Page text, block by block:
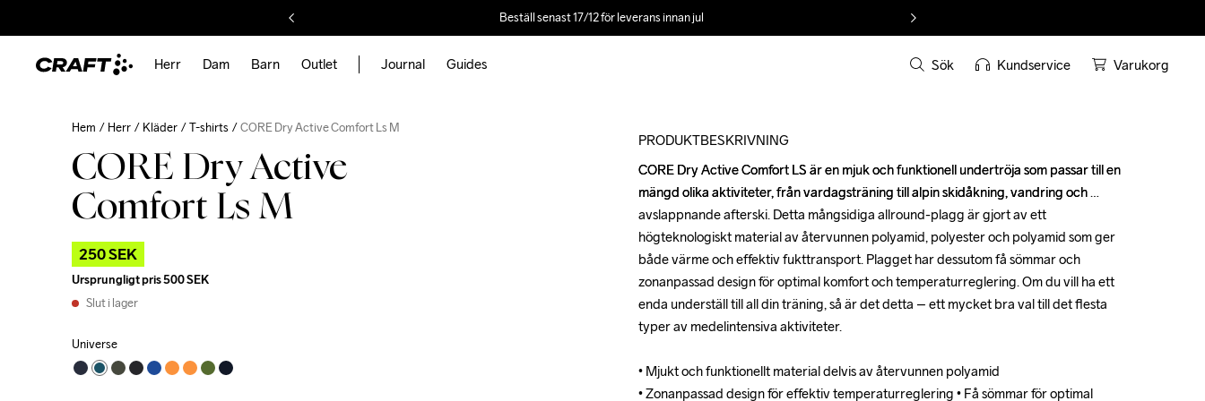
Beställ senast 17/12 för leverans innan jul
Herr Dam Barn Outlet Journal Guides Sök Kundservice Varukorg
Hem Herr Kläder T-shirts CORE Dry Active Comfort Ls M
CORE Dry Active
Comfort Ls M
250 SEK
Ursprungligt pris500 SEK
Slut i lager
Universe
PRODUKTBESKRIVNING
CORE Dry Active Comfort LS är en mjuk och funktionell undertröja som passar till en
mängd olika aktiviteter, från vardagsträning till alpin skidåkning, vandring och
avslappnande afterski. Detta mångsidiga allround-plagg är gjort av ett
högteknologiskt material av återvunnen polyamid, polyester och polyamid som ger
både värme och effektiv fukttransport. Plagget har dessutom få sömmar och
zonanpassad design för optimal komfort och temperaturreglering. Om du vill ha ett
enda underställ till all din träning, så är det detta – ett mycket bra val till det flesta
typer av medelintensiva aktiviteter.
• Mjukt och funktionellt material delvis av återvunnen polyamid
• Zonanpassad design för effektiv temperaturreglering • Få sömmar för optimal
CORE Dry Active Comfort LS är en mjuk och funktionell undertröja som passar till en
mängd olika aktiviteter, från vardagsträning till alpin skidåkning, vandring och
avslappnande afterski. Detta mångsidiga allround-plagg är gjort av ett
högteknologiskt material av återvunnen polyamid, polyester och polyamid som ger
både värme och effektiv fukttransport. Plagget har dessutom få sömmar och
zonanpassad design för optimal komfort och temperaturreglering. Om du vill ha ett
enda underställ till all din träning, så är det detta – ett mycket bra val till det flesta
typer av medelintensiva aktiviteter.
• Mjukt och funktionellt material delvis av återvunnen polyamid
• Zonanpassad design för effektiv temperaturreglering • Få sömmar för optimal